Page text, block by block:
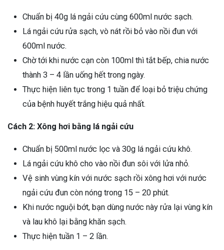
Chuẩn bị 40g lá ngải cứu cùng 600ml nước sạch.
Lá ngải cứu rửa sạch, vò nát rồi bỏ vào nồi đun với
600ml nước.
Chờ tới khi nước cạn còn 100ml thì tắt bếp, chia nước
thành 3 – 4 lần uống hết trong ngày.
Thực hiện liên tục trong 1 tuần để loại bỏ triệu chứng
của bệnh huyết trắng hiệu quả nhất.
Cách 2: Xông hơi bằng lá ngải cứu
Chuẩn bị 500ml nước lọc và 30g lá ngải cứu khô.
Lá ngải cứu khô cho vào nồi đun sôi với lửa nhỏ.
Vệ sinh vùng kín với nước sạch rồi xông hơi với nước
ngải cứu đun còn nóng trong 15 – 20 phút.
Khi nước nguội bớt, bạn dùng nước này rửa lại vùng kín
và lau khô lại bằng khăn sạch.
Thực hiện tuần 1 – 2 lần.